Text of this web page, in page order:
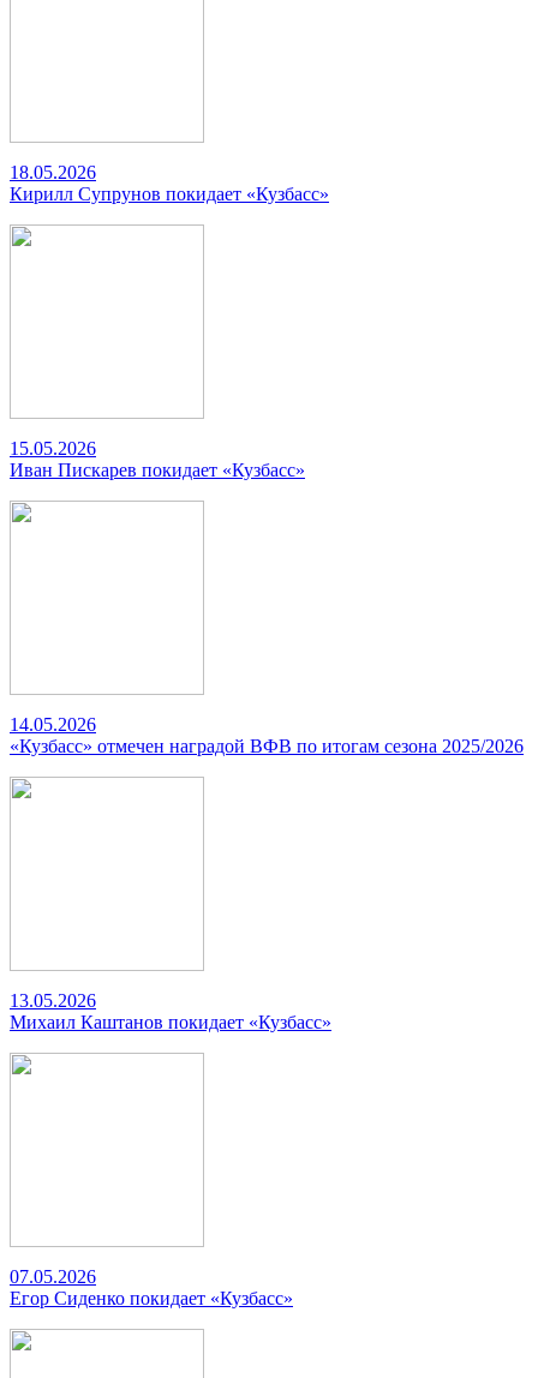
18.05.2026
Кирилл Супрунов покидает «Кузбасс»
15.05.2026
Иван Пискарев покидает «Кузбасс»
14.05.2026
«Кузбасс» отмечен наградой ВФВ по итогам сезона 2025/2026
13.05.2026
Михаил Каштанов покидает «Кузбасс»
07.05.2026
Егор Сиденко покидает «Кузбасс»